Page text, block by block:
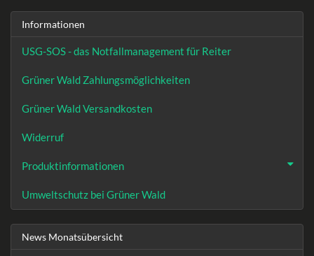
Informationen
USG-SOS - das Notfallmanagement für Reiter
Grüner Wald Zahlungsmöglichkeiten
Grüner Wald Versandkosten
Widerruf
Produktinformationen
Umweltschutz bei Grüner Wald
News Monatsübersicht